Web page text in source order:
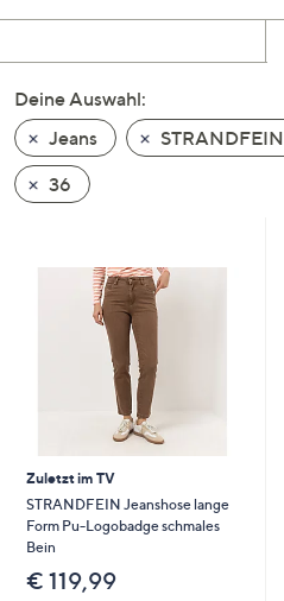
nach
und
nach
unten
oder
wischen
diese
anzuzeigen.
Deine Auswahl:
Jeans
STRANDFEIN
36
Zuletzt im TV
STRANDFEIN Jeanshose lange
Form Pu-Logobadge schmales
Bein
€ 119,99